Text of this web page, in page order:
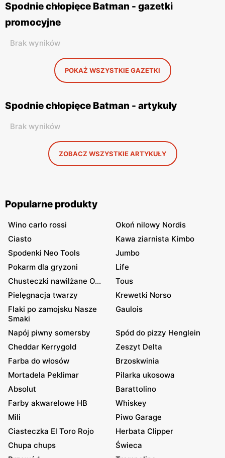
Spodnie chłopięce Batman - gazetki
promocyjne
Brak wyników
POKAŻ WSZYSTKIE GAZETKI
Spodnie chłopięce Batman - artykuły
Brak wyników
ZOBACZ WSZYSTKIE ARTYKUŁY
Popularne produkty
Wino carlo rossi
Okoń nilowy Nordis
Ciasto
Kawa ziarnista Kimbo
Spodenki Neo Tools
Jumbo
Pokarm dla gryzoni
Life
Chusteczki nawilżane O...
Tous
Pielęgnacja twarzy
Krewetki Norso
Flaki po zamojsku Nasze
Smaki
Gaulois
Napój piwny somersby
Spód do pizzy Henglein
Cheddar Kerrygold
Zeszyt Delta
Farba do włosów
Brzoskwinia
Mortadela Peklimar
Pilarka ukosowa
Absolut
Barattolino
Farby akwarelowe HB
Whiskey
Mili
Piwo Garage
Ciasteczka El Toro Rojo
Herbata Clipper
Chupa chups
Świeca